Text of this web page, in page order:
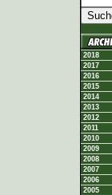
2018
2017
2016
2015
2014
2013
2012
2011
2010
2009
2008
2007
2006
2005